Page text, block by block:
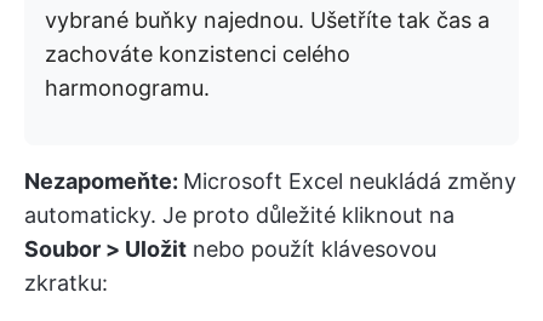
vybrané buňky najednou. Ušetříte tak čas a
zachováte konzistenci celého
harmonogramu.
Nezapomeňte: Microsoft Excel neukládá změny
automaticky. Je proto důležité kliknout na
Soubor > Uložit nebo použít klávesovou
zkratku: